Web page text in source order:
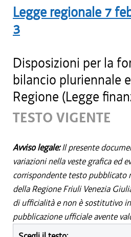
Legge regionale 7
3
Disposizioni per la
bilancio pluriennale
Regione (Legge
TESTO VIGENTE
Avviso legale:Il presente
variazioni nella veste grafica ed
corrispondente testo pubblicato
della Regione Friuli Venezia
di ufficialità e non è sostitutivo
pubblicazione ufficiale avente